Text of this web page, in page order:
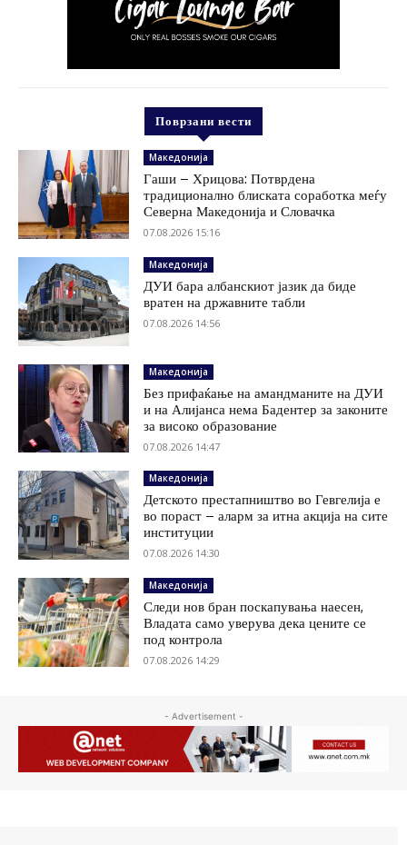
Поврзани вести
Македонија
Гаши – Хрицова: Потврдена
традиционално блиската соработка меѓу
Северна Македонија и Словачка
07.08.2026 15:16
Македонија
ДУИ бара албанскиот јазик да биде
вратен на државните табли
07.08.2026 14:56
Македонија
Без прифаќање на амандманите на ДУИ
и на Алијанса нема Бадентер за законите
за високо образование
07.08.2026 14:47
Македонија
Детското престапништво во Гевгелија е
во пораст – аларм за итна акција на сите
институции
07.08.2026 14:30
Македонија
Следи нов бран поскапувања наесен,
Владата само уверува дека цените се
под контрола
07.08.2026 14:29
- Advertisement -